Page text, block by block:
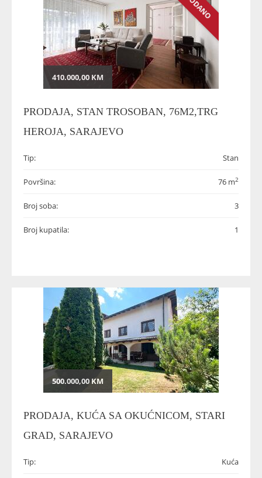
410.000,00 KM
PRODAJA, STAN TROSOBAN, 76M2,TRG
HEROJA, SARAJEVO
Tip: Stan
Površina: 76 m2
Broj soba: 3
Broj kupatila: 1
500.000,00 KM
PRODAJA, KUĆA SA OKUĆNICOM, STARI
GRAD, SARAJEVO
Tip: Kuća